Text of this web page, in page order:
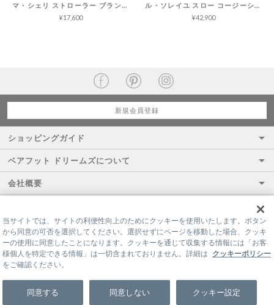
マ・シェリ ストローラー ブランケット コージーシック
¥17,600
ル・ソレイユ スロー コージーシック
¥42,900
新規会員登録
ショッピングガイド
ベアフット ドリームズについて
会社概要
©LITTLE LEAGUE INC.
当サイトでは、サイトの利便性向上のためにクッキーを使用いたします。ボタン
から同意の可否を選択してください。選択せずにページを移動した場合、クッキ
ーの使用に同意したことになります。クッキーを通じて収集する情報には「お客
様個人を特定できる情報」は一切含まれておりません。詳細は クッキーポリシー
をご確認ください。
クッキー設定
同意しない
同意する